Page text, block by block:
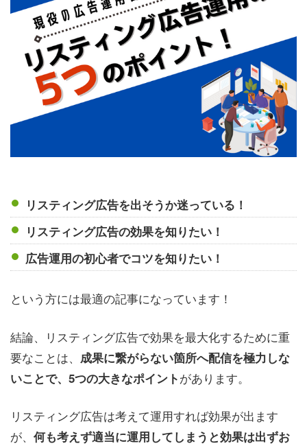
リスティング広告を出そうか迷っている！
リスティング広告の効果を知りたい！
広告運用の初心者でコツを知りたい！
という方には最適の記事になっています！
結論、リスティング広告で効果を最大化するために重
要なことは、 成果に繋がらない箇所へ配信を極力しな
いことで、5つの大きなポイントがあります。
リスティング広告は考えて運用すれば効果が出ます
が、 何も考えず適当に運用してしまうと効果は出ずお